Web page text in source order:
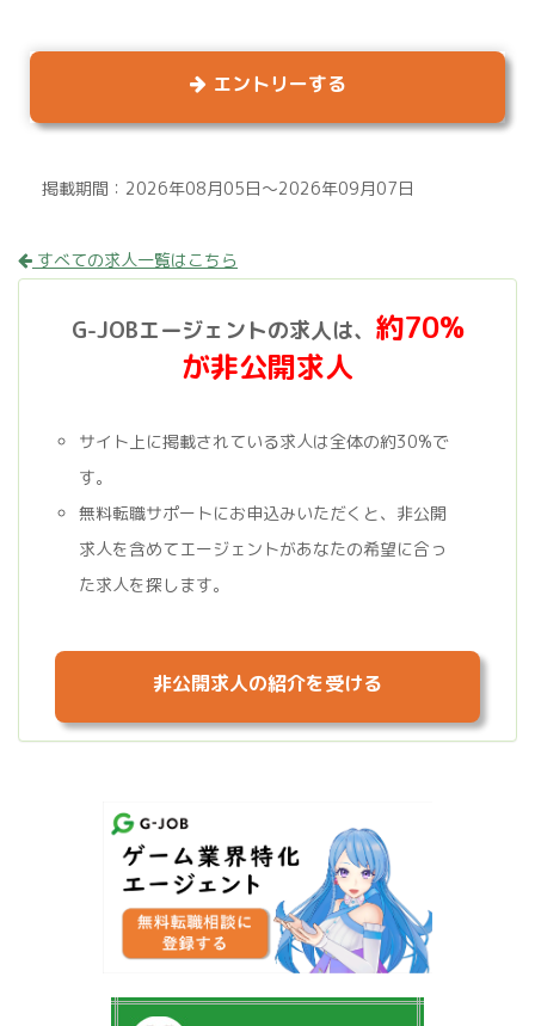
エントリーする
掲載期間：2026年08月05日～2026年09月07日
すべての求人一覧はこちら
G-JOBエージェントの求人は、 約70%
が非公開求人
サイト上に掲載されている求人は全体の約30%で
す。
無料転職サポートにお申込みいただくと、非公開
求人を含めてエージェントがあなたの希望に合っ
た求人を探します。
非公開求人の紹介を受ける